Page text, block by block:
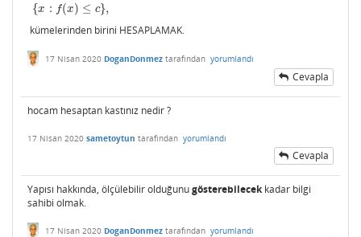
{x : f(x) ≤ c},
kümelerinden birini HESAPLAMAK.
17 Nisan 2020 DoganDonmez tarafından yorumlandı
Cevapla
hocam hesaptan kastınız nedir ?
17 Nisan 2020 sametoytun tarafından yorumlandı
Cevapla
Yapısı hakkında, ölçülebilir olduğunugösterebilecekkadar bilgi
sahibi olmak.
17 Nisan 2020 DoganDonmez tarafından yorumlandı